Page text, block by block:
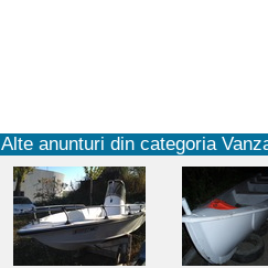
Alte anunturi din categoria